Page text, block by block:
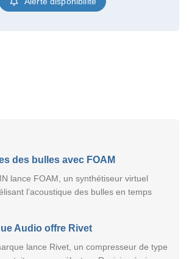
des bulles avec FOAM
lance FOAM, un synthétiseur virtuel
l’acoustique des bulles en temps
Audio offre Rivet
lance Rivet, un compresseur de type